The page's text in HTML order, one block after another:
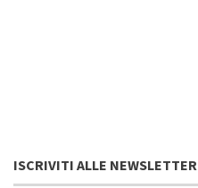
ISCRIVITI ALLE NEWSLETTER